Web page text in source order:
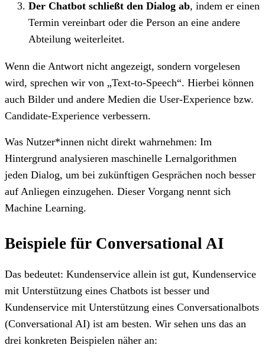
Der Chatbot schließt den Dialog ab, indem er einen
Termin vereinbart oder die Person an eine andere
Abteilung weiterleitet.
Wenn die Antwort nicht angezeigt, sondern vorgelesen
wird, sprechen wir von „Text-to-Speech“. Hierbei können
auch Bilder und andere Medien die User-Experience bzw.
Candidate-Experience verbessern.
Was Nutzer*innen nicht direkt wahrnehmen: Im
Hintergrund analysieren maschinelle Lernalgorithmen
jeden Dialog, um bei zukünftigen Gesprächen noch besser
auf Anliegen einzugehen. Dieser Vorgang nennt sich
Machine Learning.
Beispiele für Conversational AI
Das bedeutet: Kundenservice allein ist gut, Kundenservice
mit Unterstützung eines Chatbots ist besser und
Kundenservice mit Unterstützung eines Conversationalbots
(Conversational AI) ist am besten. Wir sehen uns das an
drei konkreten Beispielen näher an: